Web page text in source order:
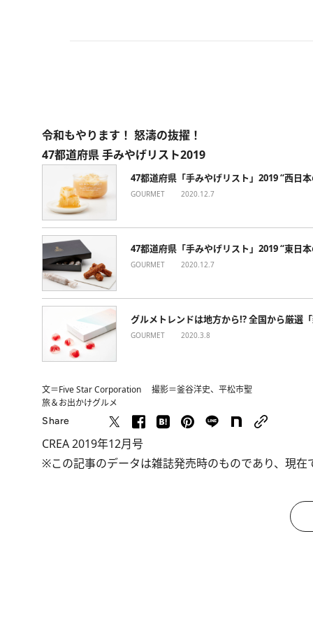
令和もやります！ 怒濤の抜擢！
47都道府県 手みやげリスト2019
47都道府県「手みやげリスト」2019 “西日
GOURMET 2020.12.7
47都道府県「手みやげリスト」2019 “東日
GOURMET 2020.12.7
グルメトレンドは地方から!? 全国から厳選
GOURMET 2020.3.8
文＝Five Star Corporation 撮影＝釜谷洋史、平松市聖
旅＆お出かけグルメ
Share
CREA 2019年12月号
※この記事のデータは雑誌発売時のものであり、現在